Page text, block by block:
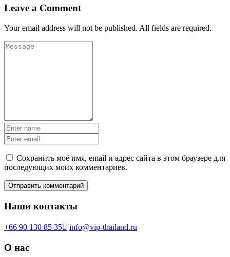
Leave a Comment
Your email address will not be published. All fields are required.
Сохранить моё имя, email и адрес сайта в этом браузере для
последующих моих комментариев.
Наши контакты
+66 90 130 85 35 info@vip-thailand.ru
О нас